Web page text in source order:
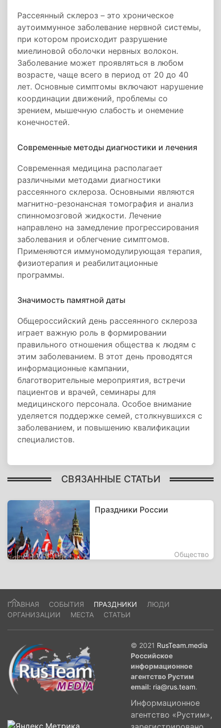
Рассеянный склероз – это хроническое
аутоиммунное заболевание нервной системы,
при котором происходит разрушение
миелиновой оболочки нервных волокон.
Заболевание может проявляться в любом
возрасте, чаще всего в период от 20 до 40
лет. Основные симптомы включают нарушение
координации движений, проблемы со
зрением, мышечную слабость и онемение
конечностей.
Современные методы диагностики и лечения
Современная медицина располагает
различными методами диагностики
рассеянного склероза. Основными являются
магнитно-резонансная томография и анализ
спинномозговой жидкости. Лечение
направлено на замедление прогрессирования
заболевания и облегчение симптомов.
Применяются иммуномодулирующая терапия,
физиотерапия и реабилитационные
программы.
Значимость памятной даты
Общероссийский день рассеянного склероза
играет важную роль в формировании
правильного отношения общества к людям с
этим заболеванием. В этот день проводятся
информационные кампании,
благотворительные мероприятия, встречи
пациентов и врачей, семинары для
медицинского персонала. Особое внимание
уделяется поддержке семей, столкнувшихся с
заболеванием, и повышению квалификации
специалистов.
СВЯЗАННЫЕ СТАТЬИ
Праздники России
Общество
ГЛАВНАЯ СОБЫТИЯ ПРАЗДНИКИ
ЛЮДИ
ОРГАНИЗАЦИИ
МЕСТА СТАТЬИ
© 2021 RusTeam.media
Российское
информационное
агентство Рустим
email: ria@rus.team.
Информационное
агентство «Рустим»,